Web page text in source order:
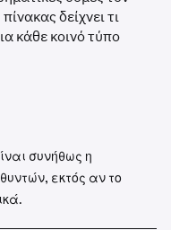
δείχνει τι
κάθε κοινό τύπο
συνήθως η
εκτός αν το